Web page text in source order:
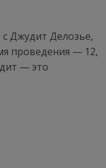
Джудит Делозье,
проведения — 12,
— это